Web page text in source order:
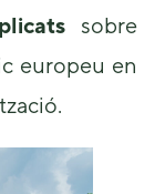
sobre
europeu en